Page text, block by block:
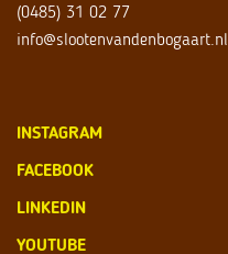
(0485) 31 02 77
info@slootenvandenbogaart.nl
INSTAGRAM
FACEBOOK
LINKEDIN
YOUTUBE